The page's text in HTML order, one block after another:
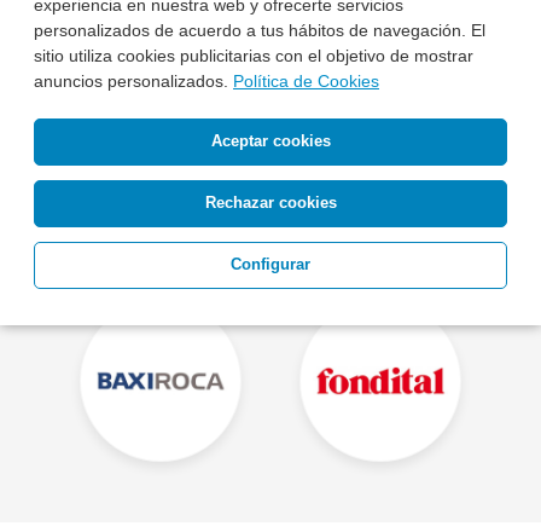
experiencia en nuestra web y ofrecerte servicios
personalizados de acuerdo a tus hábitos de navegación. El
sitio utiliza cookies publicitarias con el objetivo de mostrar
anuncios personalizados. Política de Cookies
Aceptar cookies
Rechazar cookies
Configurar
Otras Marcas de Radiadores